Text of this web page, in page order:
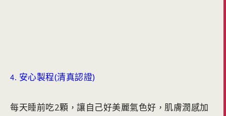
4. 安心製程(清真認證)
每天睡前吃2顆 ， 讓自己好美麗氣色好 ， 肌膚潤感加